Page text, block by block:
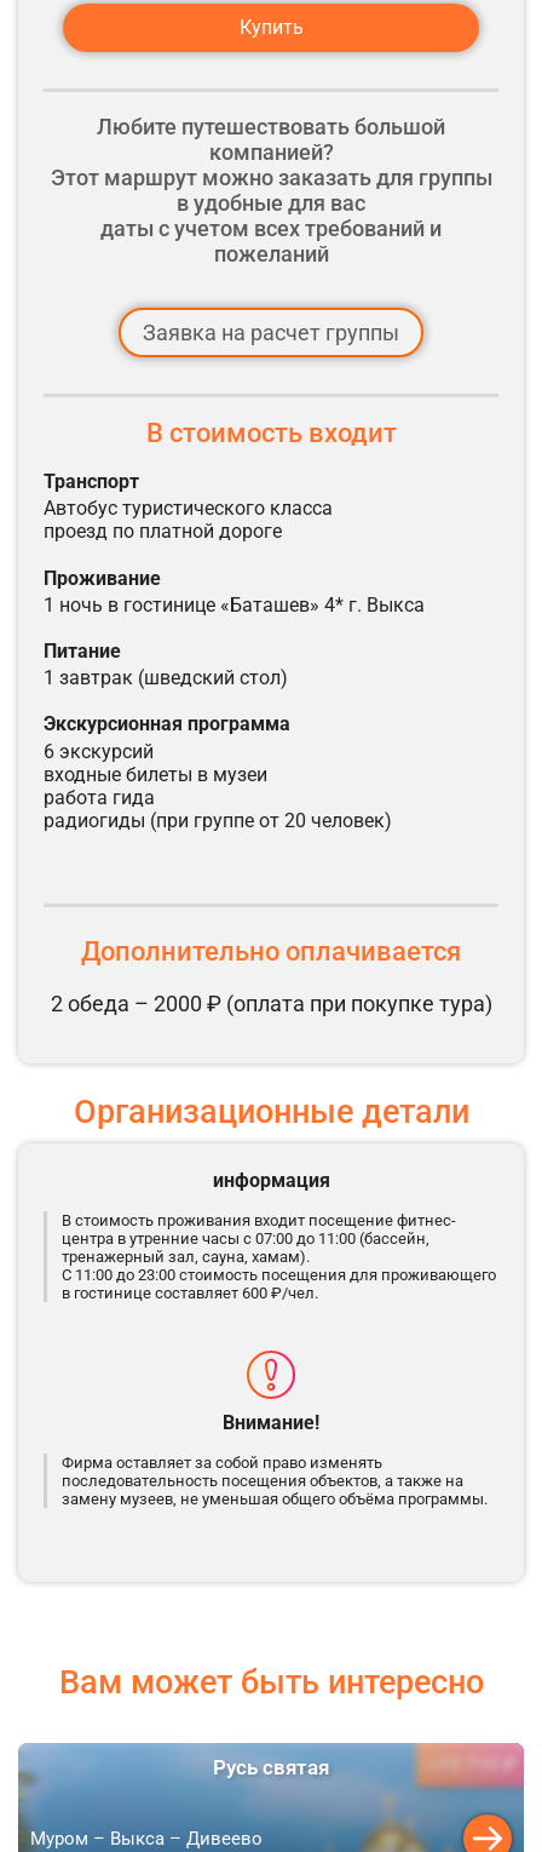
Купить
Любите путешествовать большой
компанией?
Этот маршрут можно заказать для группы
в удобные для вас
даты с учетом всех требований и
пожеланий
Заявка на расчет группы
В стоимость входит
транспорт
автобус туристического класса
проезд по платной дороге
проживание
1 ночь в гостинице «Баташев» 4* г. Выкса
питание
1 завтрак (шведский стол)
экскурсионная программа
6 экскурсий
входные билеты в музеи
работа гида
радиогиды (при группе от 20 человек)
Дополнительно оплачивается
2 обеда – 2000 ₽ (оплата при покупке тура)
Организационные детали
информация
В стоимость проживания входит посещение фитнес-
центра в утренние часы с 07:00 до 11:00 (бассейн,
тренажерный зал, сауна, хамам).
С 11:00 до 23:00 стоимость посещения для проживающего
в гостинице составляет 600 ₽/чел.
Внимание!
Фирма оставляет за собой право изменять
последовательность посещения объектов, а также на
замену музеев, не уменьшая общего объёма программы.
Вам может быть интересно
Русь святая
Муром – Выкса – Дивеево